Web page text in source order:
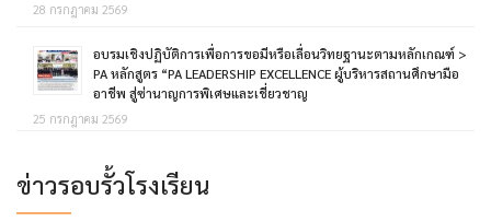
28 กรกฎาคม 2569
อบรมเชิงปฏิบัติการเพื่อการขอมีหรือเลื่อนวิทยฐานะตามหลักเกณฑ์ >
PA หลักสูตร “PA LEADERSHIP EXCELLENCE ผู้บริหารสถานศึกษามือ
อาชีพ สู่ซ่านาญการพิเศษและเชี่ยวชาญ
25 กรกฎาคม 2569
ข่าวรอบรั้วโรงเรียน